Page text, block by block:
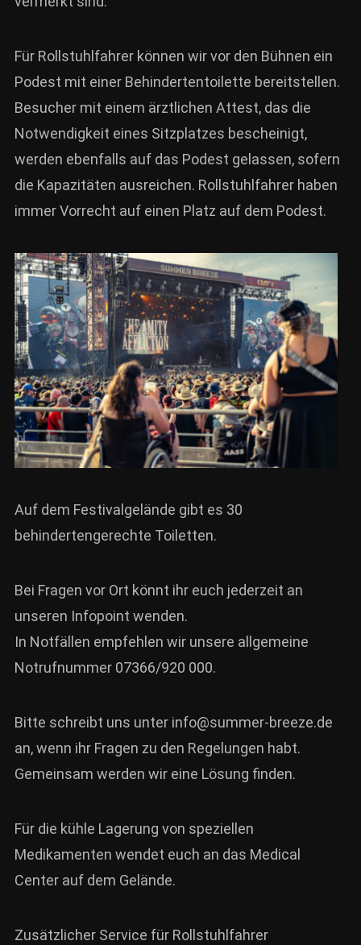
Für Rollstuhlfahrer können wir vor den Bühnen ein
Podest mit einer Behindertentoilette bereitstellen.
Besucher mit einem ärztlichen Attest, das die
Notwendigkeit eines Sitzplatzes bescheinigt,
werden ebenfalls auf das Podest gelassen, sofern
die Kapazitäten ausreichen. Rollstuhlfahrer haben
immer Vorrecht auf einen Platz auf dem Podest.
Auf dem Festivalgelände gibt es 30
behindertengerechte Toiletten.
Bei Fragen vor Ort könnt ihr euch jederzeit an
unseren Infopoint wenden.
In Notfällen empfehlen wir unsere allgemeine
Notrufnummer 07366/920 000.
Bitte schreibt uns unter info@summer-breeze.de
an, wenn ihr Fragen zu den Regelungen habt.
Gemeinsam werden wir eine Lösung finden.
Für die kühle Lagerung von speziellen
Medikamenten wendet euch an das Medical
Center auf dem Gelände.
Zusätzlicher Service für Rollstuhlfahrer